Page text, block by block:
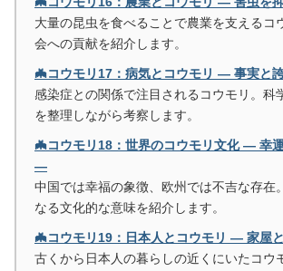
大量の昆虫を食べることで農業を支えるコ
会への貢献を紹介します。
🦇コウモリ17：病気とコウモリ ― 事実と
感染症との関係で注目されるコウモリ。科
を整理しながら考察します。
🦇コウモリ18：世界のコウモリ文化 ― 幸
―
中国では幸福の象徴、欧州では不吉な存在
なる文化的な意味を紹介します。
🦇コウモリ19：日本人とコウモリ ― 家屋
古くから日本人の暮らしの近くにいたコウ